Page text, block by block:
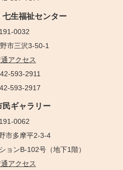
七生福祉センター
0032
市三沢3-50-1
アクセス
593-2911
593-2917
民ギャラリー
0062
市多摩平2-3-4
ョンB-102号（地下1階）
アクセス